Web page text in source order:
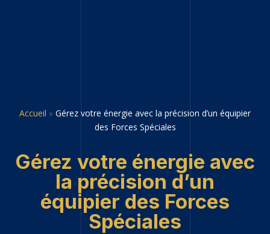
Accueil » Gérez votre énergie avec la précision d’un équipier
des Forces Spéciales
Gérez votre énergie avec
la précision d’un
équipier des Forces
Spéciales